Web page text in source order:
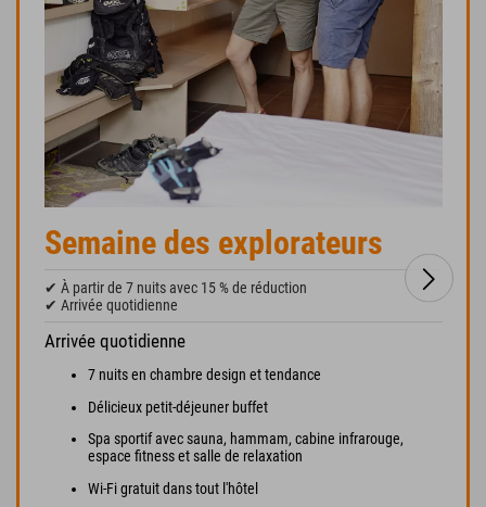
Semaine des explorateurs
✔ À partir de 7 nuits avec 15 % de réduction
✔ Arrivée quotidienne
Arrivée quotidienne
7 nuits en chambre design et tendance
Délicieux petit-déjeuner buffet
Spa sportif avec sauna, hammam, cabine infrarouge,
espace fitness et salle de relaxation
Wi-Fi gratuit dans tout l'hôtel